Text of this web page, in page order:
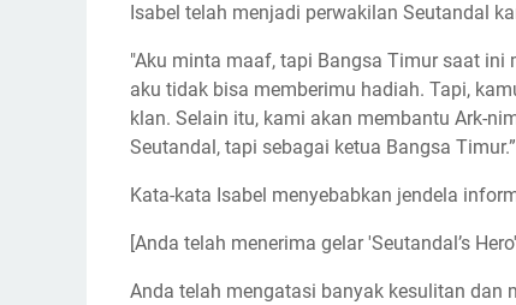
Isabel telah menjadi perwakilan Seutandal
"Aku minta maaf, tapi Bangsa Timur saat
aku tidak bisa memberimu hadiah. Tapi,
klan. Selain itu, kami akan membantu Ark-
Seutandal, tapi sebagai ketua Bangsa Timur.”
Kata-kata Isabel menyebabkan jendela
[Anda telah menerima gelar 'Seutandal’s
Anda telah mengatasi banyak kesulitan dan